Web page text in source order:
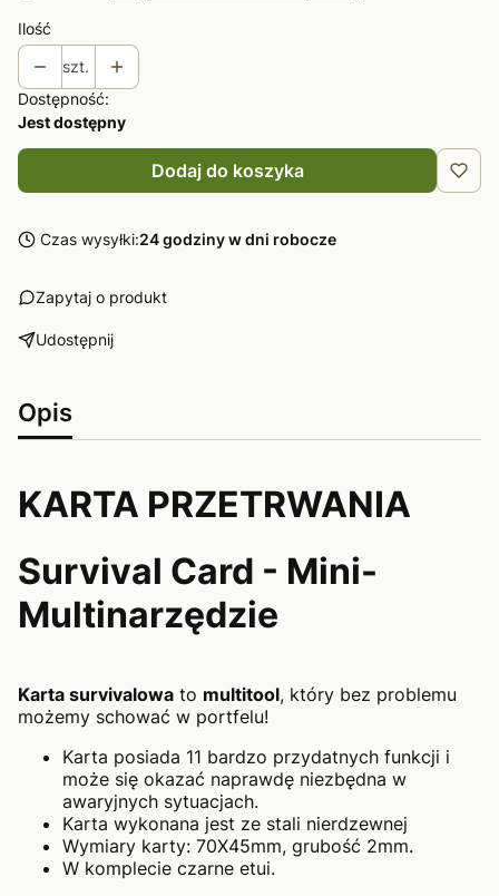
Ilość
szt.
Dostępność:
Jest dostępny
Dodaj do koszyka
Czas wysyłki:24 godziny w dni robocze
Zapytaj o produkt
Udostępnij
Opis
KARTA PRZETRWANIA
Survival Card - Mini-
Multinarzędzie
Karta survivalowa to multitool, który bez problemu
możemy schować w portfelu!
Karta posiada 11 bardzo przydatnych funkcji i
może się okazać naprawdę niezbędna w
awaryjnych sytuacjach.
Karta wykonana jest ze stali nierdzewnej
Wymiary karty: 70X45mm, grubość 2mm.
W komplecie czarne etui.